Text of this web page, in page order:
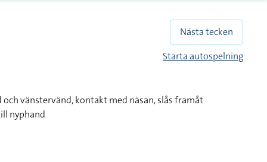
Nästa tecken
Starta autospelning
vänstervänd, kontakt med näsan, slås framåt
nyphand